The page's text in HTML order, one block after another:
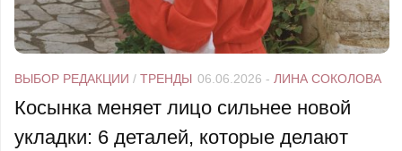
ВЫБОР РЕДАКЦИИ / ТРЕНДЫ 06.06.2026 - ЛИНА СОКОЛОВА
Косынка меняет лицо сильнее новой
укладки: 6 деталей, которые делают